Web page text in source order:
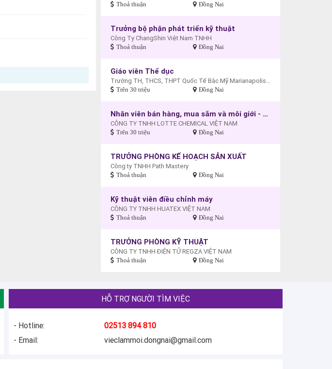
Thoả thuận Đồng Nai
Trưởng bộ phận phát triển kỹ thuật
Công Ty ChangShin Việt Nam TNHH
Thoả thuận Đồng Nai
Giáo viên Thể dục
Trường TH, THCS, THPT Quốc Tế Bắc Mỹ Marianapolis - Cơ sở Biên Hòa
Trên 30 triệu Đồng Nai
Nhân viên bán hàng, mua sắm và môi giới - 332 (Nhân viên kinh doanh)
CÔNG TY TNHH LOTTE CHEMICAL VIỆT NAM
Trên 30 triệu Đồng Nai
TRƯỞNG PHÒNG KẾ HOẠCH SẢN XUẤT
Công ty TNHH Path Mastery
Thoả thuận Đồng Nai
Kỹ thuật viên điều chỉnh máy
CÔNG TY TNHH HUATEX VIỆT NAM
Thoả thuận Đồng Nai
TRƯỞNG PHÒNG KỸ THUẬT
CÔNG TY TNHH ĐIỆN TỬ REGZA VIỆT NAM
Thoả thuận Đồng Nai
HỖ TRỢ NGƯỜI TÌM VIỆC
- Hotline:
02513 894 810
- Email:
vieclammoi.dongnai@gmail.com